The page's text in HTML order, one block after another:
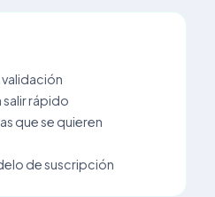
salir rápido
que se quieren
de suscripción